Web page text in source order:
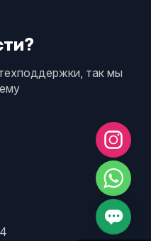
так мы